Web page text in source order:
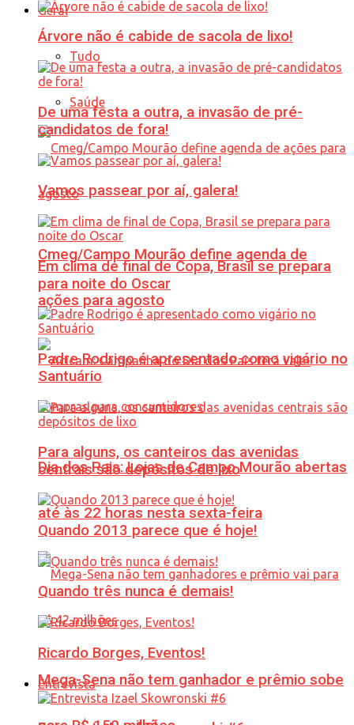
Geral
Tudo
Saúde
Cmeg/Campo Mourão define agenda de
ações para agosto
Dia dos Pais: Lojas de Campo Mourão abertas
até às 22 horas nesta sexta-feira
Mega-Sena não tem ganhador e prêmio sobe
Árvore não é cabide de sacola de lixo!
De uma festa a outra, a invasão de pré-
candidatos de fora!
Vamos passear por aí, galera!
Em clima de final de Copa, Brasil se prepara
para noite do Oscar
Padre Rodrigo é apresentado como vigário no
Santuário
Para alguns, os canteiros das avenidas
centrais são depósitos de lixo
Quando 2013 parece que é hoje!
Quando três nunca é demais!
Ricardo Borges, Eventos!
Entrevista